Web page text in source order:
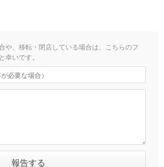
や、移転・閉店している場合は、こちらのフ
幸いです。